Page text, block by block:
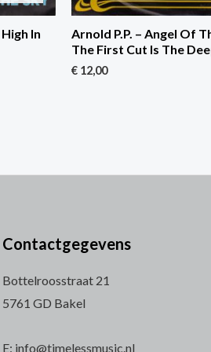
In
Arnold P.P. – Angel Of
The First Cut Is The
€ 12,00
Contactgegevens
Bottelroosstraat 21
5761 GD Bakel
E: info@timelessmusic.nl